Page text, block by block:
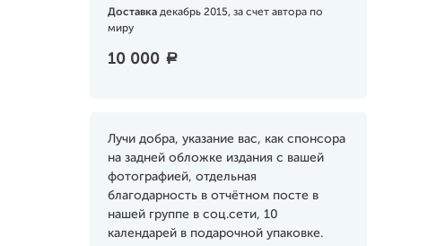
Доставка декабрь 2015, за счет автора по
миру
10 000 a
Лучи добра, указание вас, как спонсора
на задней обложке издания с вашей
фотографией, отдельная
благодарность в отчётном посте в
нашей группе в соц.сети, 10
календарей в подарочной упаковке.